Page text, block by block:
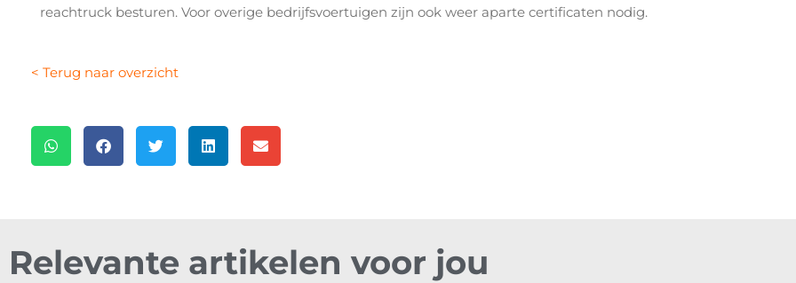
reachtruck besturen. Voor overige bedrijfsvoertuigen zijn ook weer aparte certificaten nodig.
< Terug naar overzicht
Relevante artikelen voor jou